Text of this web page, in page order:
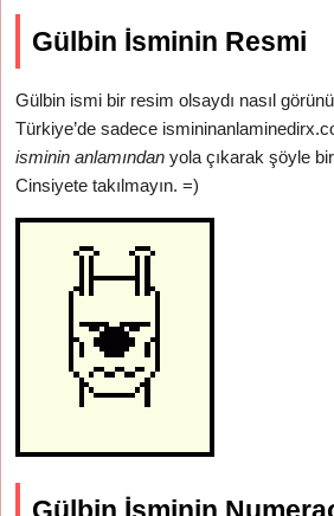
Gülbin İsminin Resmi
Gülbin ismi bir resim olsaydı nasıl
Türkiye’de sadece
isminin anlamından yola çıkarak şöyle
Cinsiyete takılmayın. =)